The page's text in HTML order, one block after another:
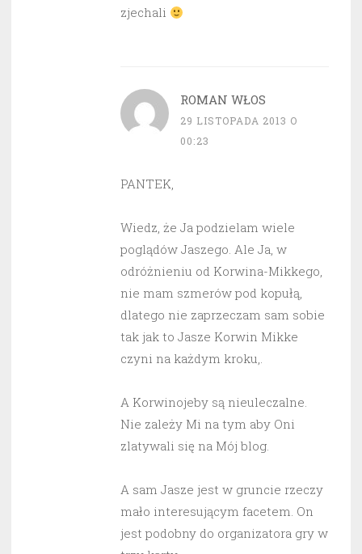
zjechali
ROMAN WŁOS
29 LISTOPADA 2013 O
00:23
PANTEK,
Wiedz, że Ja podzielam wiele
poglądów Jaszego. Ale Ja, w
odróżnieniu od Korwina-Mikkego,
nie mam szmerów pod kopułą,
dlatego nie zaprzeczam sam sobie
tak jak to Jasze Korwin Mikke
czyni na każdym kroku,.
A Korwinojeby są nieuleczalne.
Nie zależy Mi na tym aby Oni
zlatywali się na Mój blog.
A sam Jasze jest w gruncie rzeczy
mało interesującym facetem. On
jest podobny do organizatora gry w